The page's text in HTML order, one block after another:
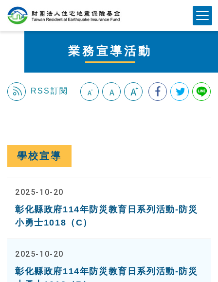
業務宣導活動
RSS訂閱
學校宣導
2025-10-20
彰化縣政府114年防災教育日系列活動-防災
小勇士1018（C）
2025-10-20
彰化縣政府114年防災教育日系列活動-防災